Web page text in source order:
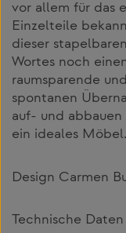
vor allem für das
Einzelteile
dieser
Wortes noch
raumsparende
spontanen
auf- und abbauen
ein ideales Möbel.
Design Carmen
Technische Daten